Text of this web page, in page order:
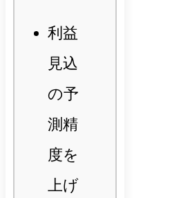
利益
見込
の予
測精
度を
上げ